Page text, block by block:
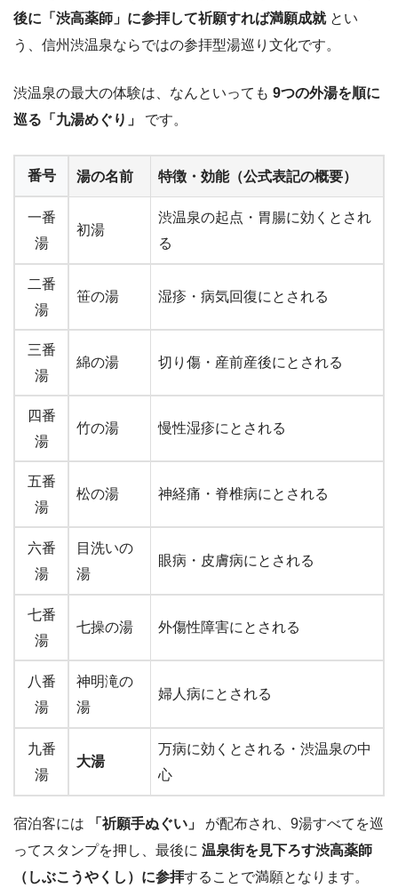
後に「渋高薬師」に参拝して祈願すれば満願成就とい
う、信州渋温泉ならではの参拝型湯巡り文化です。
渋温泉の最大の体験は、なんといっても 9つの外湯を順に
巡る「九湯めぐり」
です。
番号 湯の名前 特徴・効能（公式表記の概要）
一番
湯
初湯
渋温泉の起点・胃腸に効くとされ
る
二番
湯
笹の湯 湿疹・病気回復にとされる
三番
湯
綿の湯 切り傷・産前産後にとされる
四番
湯
竹の湯 慢性湿疹にとされる
五番
湯
松の湯 神経痛・脊椎病にとされる
六番
湯
目洗いの
湯
眼病・皮膚病にとされる
七番
湯
七操の湯 外傷性障害にとされる
八番
湯
神明滝の
湯
婦人病にとされる
九番
湯
大湯
万病に効くとされる・渋温泉の中
心
宿泊客には 「祈願手ぬぐい」
が配布され、9湯すべてを巡
ってスタンプを押し、最後に 温泉街を見下ろす渋高薬師
（しぶこうやくし）に参拝することで満願となります。